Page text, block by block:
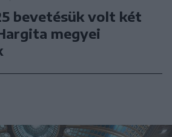
bevetésük volt két
megyei